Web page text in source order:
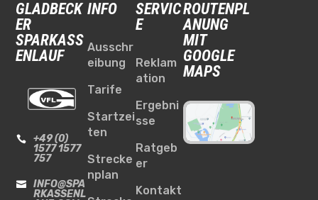
GLADBECK
ER
SPARKASS
ENLAUF

+49 (0)
1577 1577
757

INFO@SPA
RKASSENL
INFO
Ausschr
eibung
Tarife
Startzei
ten
Strecke
nplan
SERVIC
E
Reklam
ation
Ergebni
sse
Ratgeb
er
Kontakt
ROUTENPL
ANUNG
MIT
GOOGLE
MAPS